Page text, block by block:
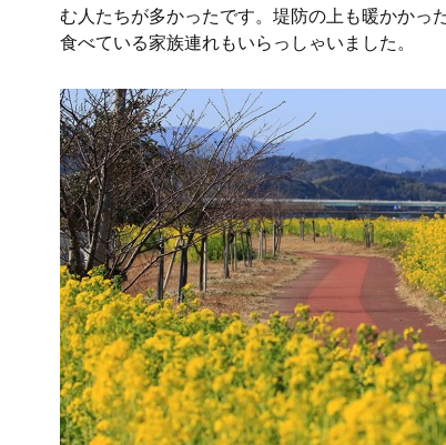
む人たちが多かったです。堤防の上も暖かかっ
食べている家族連れもいらっしゃいました。